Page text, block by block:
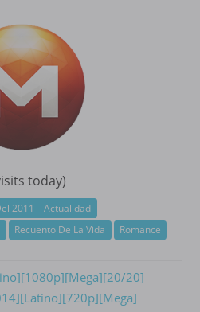
today)
2011 – Actualidad
Recuento De La Vida Romance
20]